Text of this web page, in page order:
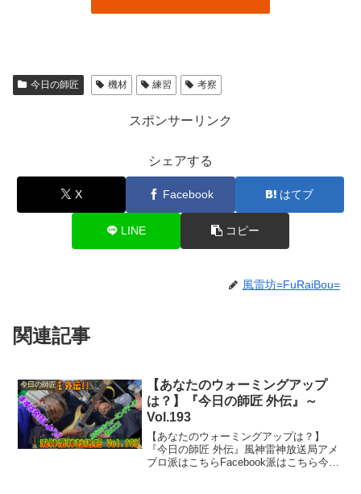
今日の師匠 機材 練習 考察
スポンサーリンク
シェアする
X Facebook はてブ
LINE コピー
風雷坊=FuRaiBou=
関連記事
今日の師匠
【あなたのウォーミングアップ
は？】『今日の師匠 外伝』～
Vol.193
【あなたのウォーミングアップは？】
『今日の師匠 外伝』風神雷神放送局アメ
ブロ派はこちらFacebook派はこちら今回